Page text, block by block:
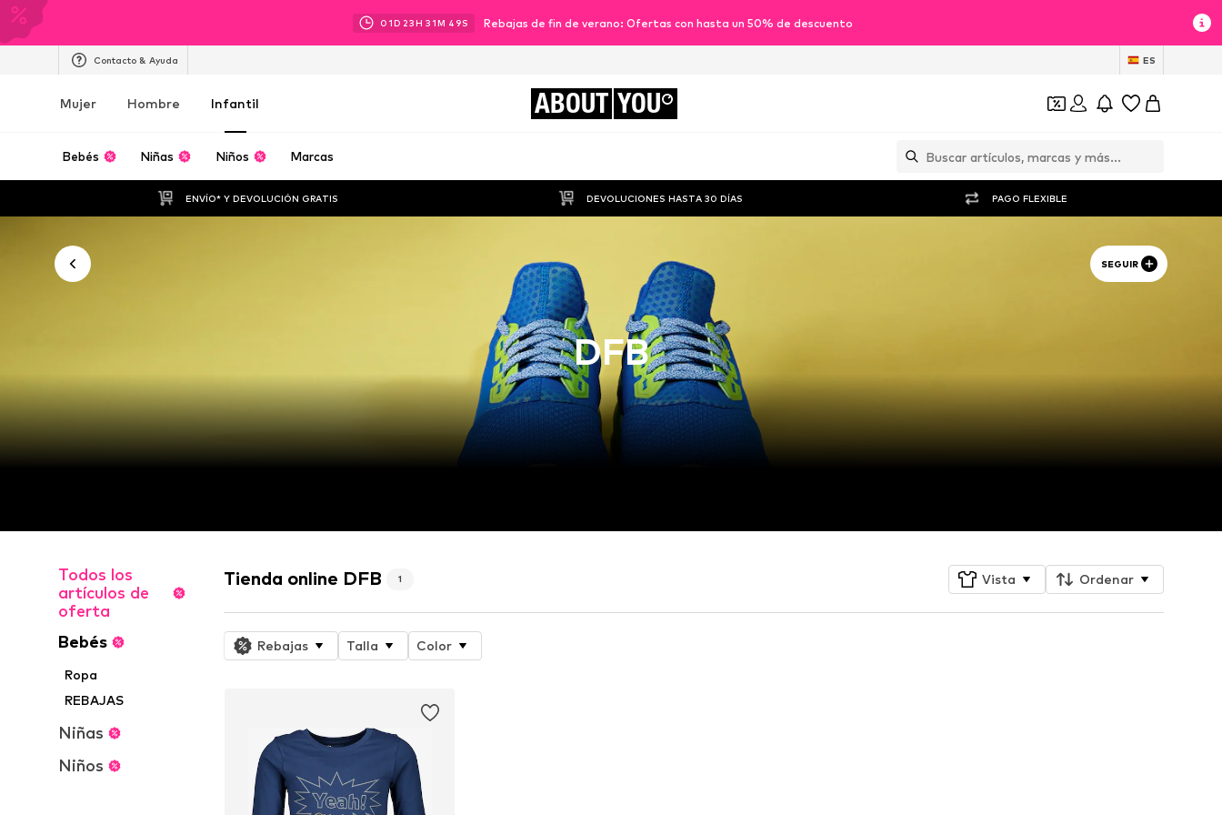
01D 23H 31M 49S Rebajas de fin de verano: Ofertas con hasta un 50% de descuento
Contacto & Ayuda ES
Mujer Hombre Infantil ABOUT YOU
Bebés Niñas Niños Marcas
ENVÍO* Y DEVOLUCIÓN GRATIS DEVOLUCIONES HASTA 30 DÍAS PAGO FLEXIBLE
SEGUIR
DFB
Todos los
artículos de
oferta
Bebés
Ropa
REBAJAS
Niñas
Niños
Tienda online DFB 1 Vista Ordenar
Rebajas Talla Color